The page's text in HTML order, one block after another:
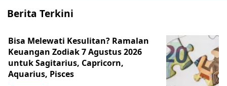
Berita Terkini
Bisa Melewati Kesulitan? Ramalan
Keuangan Zodiak 7 Agustus 2026
untuk Sagitarius, Capricorn,
Aquarius, Pisces